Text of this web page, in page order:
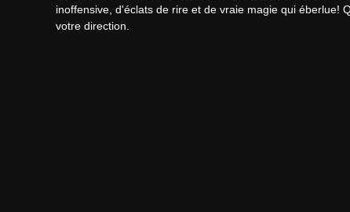
inoffensive, d'éclats de rire et de vraie magie qui éberlue!
votre direction.